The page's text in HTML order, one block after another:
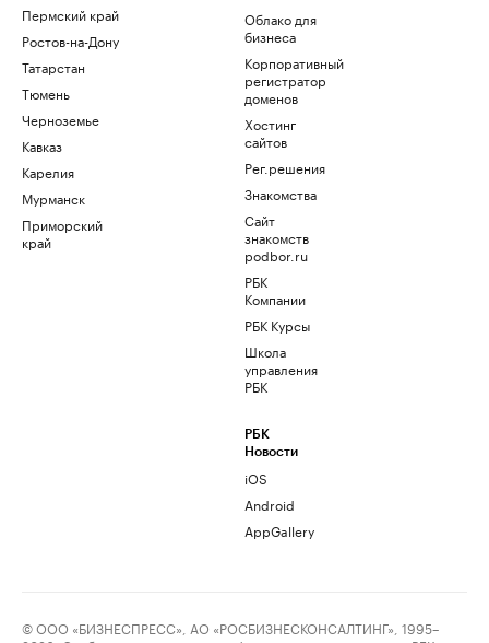
Пермский край
Ростов-на-Дону
Татарстан
Тюмень
Черноземье
Кавказ
Карелия
Мурманск
Приморский
край
Облако для
бизнеса
Корпоративный
регистратор
доменов
Хостинг
сайтов
Рег.решения
Знакомства
Сайт
знакомств
podbor.ru
РБК
Компании
РБК Курсы
Школа
управления
РБК
РБК
Новости
iOS
Android
AppGallery
© ООО «БИЗНЕСПРЕСС», АО «РОСБИЗНЕСКОНСАЛТИНГ», 1995–